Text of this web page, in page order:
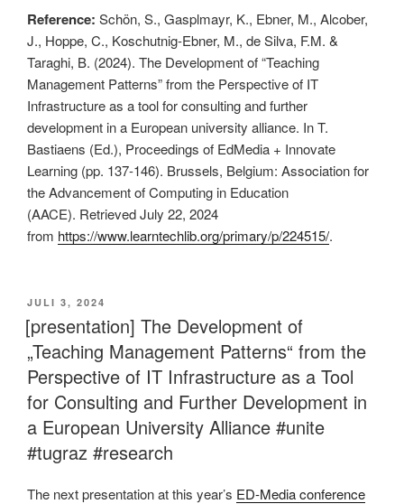
Reference: Schön, S., Gasplmayr, K., Ebner, M., Alcober,
J., Hoppe, C., Koschutnig-Ebner, M., de Silva, F.M. &
Taraghi, B. (2024). The Development of “Teaching
Management Patterns” from the Perspective of IT
Infrastructure as a tool for consulting and further
development in a European university alliance. In T.
Bastiaens (Ed.), Proceedings of EdMedia + Innovate
Learning (pp. 137-146). Brussels, Belgium: Association for
the Advancement of Computing in Education
(AACE). Retrieved July 22, 2024
from https://www.learntechlib.org/primary/p/224515/.
VERÖFFENTLICHT
AM
JULI 3, 2024
[presentation] The Development of
„Teaching Management Patterns“ from the
Perspective of IT Infrastructure as a Tool
for Consulting and Further Development in
a European University Alliance #unite
#tugraz #research
The next presentation at this year’s ED-Media conference